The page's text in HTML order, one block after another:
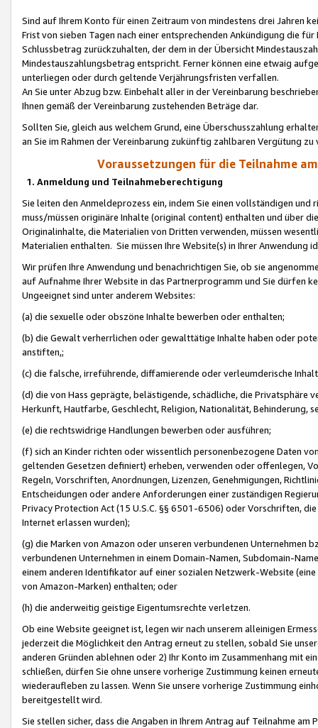
Sind auf Ihrem Konto für einen Zeitraum von mindestens drei Jahren
Frist von sieben Tagen nach einer entsprechenden Ankündigung die
Schlussbetrag zurückzuhalten, der dem in der Übersicht
Mindestauszahlungsbetrag entspricht. Ferner können eine etwaig
unterliegen oder durch geltende Verjährungsfristen verfallen.
An Sie unter Abzug bzw. Einbehalt aller in der Vereinbarung
Ihnen gemäß der Vereinbarung zustehenden Beträge dar.
Sollten Sie, gleich aus welchem Grund, eine Überschusszahlung
an Sie im Rahmen der Vereinbarung zukünftig zahlbaren Vergütung zu
Voraussetzungen für die Teilnahme
1. Anmeldung und Teilnahmeberechtigung
Sie leiten den Anmeldeprozess ein, indem Sie einen vollständigen
muss/müssen originäre Inhalte (original content) enthalten und über
Originalinhalte, die Materialien von Dritten verwenden, müssen
Materialien enthalten. Sie müssen Ihre Website(s) in Ihrer Anwendung
Wir prüfen Ihre Anwendung und benachrichtigen Sie, ob sie
auf Aufnahme Ihrer Website in das Partnerprogramm und Sie dürfen
Ungeeignet sind unter anderem Websites:
(a) die sexuelle oder obszöne Inhalte bewerben oder enthalten;
(b) die Gewalt verherrlichen oder gewalttätige Inhalte haben oder
anstiften,;
(c) die falsche, irreführende, diffamierende oder verleumderische
(d) die von Hass geprägte, belästigende, schädliche, die Privatsphäre
Herkunft, Hautfarbe, Geschlecht, Religion, Nationalität, Behinderung,
(e) die rechtswidrige Handlungen bewerben oder ausführen;
(f) sich an Kinder richten oder wissentlich personenbezogene Daten
geltenden Gesetzen definiert) erheben, verwenden oder offenlegen,
Regeln, Vorschriften, Anordnungen, Lizenzen, Genehmigungen,
Entscheidungen oder andere Anforderungen einer zuständigen
Privacy Protection Act (15 U.S.C. §§ 6501-6506) oder Vorschriften,
Internet erlassen wurden);
(g) die Marken von Amazon oder unseren verbundenen Unternehmen
verbundenen Unternehmen in einem Domain-Namen, Subdomain-
einem anderen Identifikator auf einer sozialen Netzwerk-Website
von Amazon-Marken) enthalten; oder
(h) die anderweitig geistige Eigentumsrechte verletzen.
Ob eine Website geeignet ist, legen wir nach unserem alleinigen
jederzeit die Möglichkeit den Antrag erneut zu stellen, sobald Sie
anderen Gründen ablehnen oder 2) Ihr Konto im Zusammenhang mit
schließen, dürfen Sie ohne unsere vorherige Zustimmung keinen
wiederaufleben zu lassen. Wenn Sie unsere vorherige Zustimmung
bereitgestellt wird.
Sie stellen sicher, dass die Angaben in Ihrem Antrag auf Teilnahme